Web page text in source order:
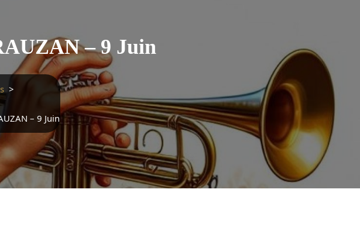
– 9 Juin
>
– 9 Juin